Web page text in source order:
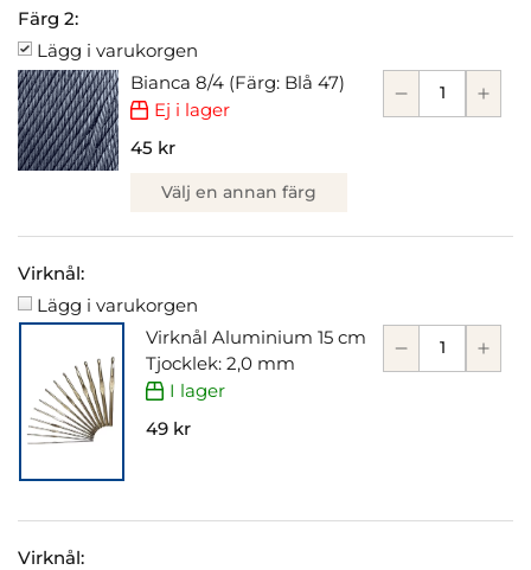
Färg 2:
Lägg i varukorgen
Bianca 8/4 (Färg: Blå 47)
Ej i lager
45 kr
Välj en annan färg
Virknål:
Lägg i varukorgen
Virknål Aluminium 15 cm
Tjocklek: 2,0 mm
I lager
49 kr
Virknål: